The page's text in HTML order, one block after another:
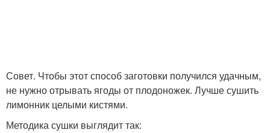
Совет. Чтобы этот способ заготовки получился удачным,
не нужно отрывать ягоды от плодоножек. Лучше сушить
лимонник целыми кистями.
Методика сушки выглядит так: